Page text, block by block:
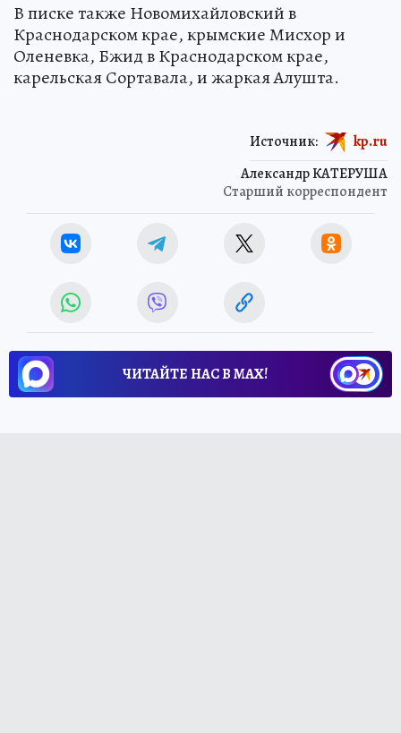
В писке также Новомихайловский в
Краснодарском крае, крымские Мисхор и
Оленевка, Бжид в Краснодарском крае,
карельская Сортавала, и жаркая Алушта.
Александр КАТЕРУША
Старший корреспондент
Источник: kp.ru
ЧИТАЙТЕ НАС В МАХ!